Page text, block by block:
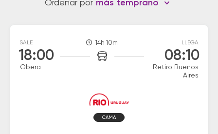
Ordenar por más temprano
SALE
18:00
Obera
14h 10m LLEGA
08:10
Retiro Buenos
Aires
CAMA